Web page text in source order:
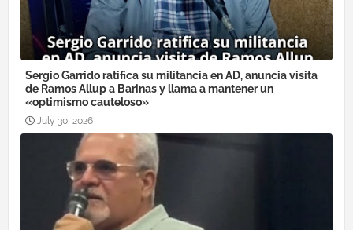
Sergio Garrido ratifica su militancia en AD, anuncia visita
de Ramos Allup a Barinas y llama a mantener un
«optimismo cauteloso»
July 30, 2026